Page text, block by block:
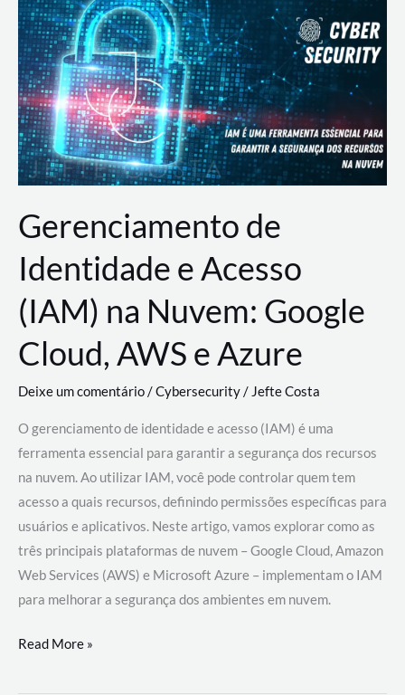
Segurança
e
Operações
Gerenciamento de
Identidade e Acesso
(IAM) na Nuvem: Google
Cloud, AWS e Azure
Deixe um comentário/Cybersecurity/ Jefte Costa
O gerenciamento de identidade e acesso (IAM) é uma
ferramenta essencial para garantir a segurança dos recursos
na nuvem. Ao utilizar IAM, você pode controlar quem tem
acesso a quais recursos, definindo permissões específicas para
usuários e aplicativos. Neste artigo, vamos explorar como as
três principais plataformas de nuvem – Google Cloud, Amazon
Web Services (AWS) e Microsoft Azure – implementam o IAM
para melhorar a segurança dos ambientes em nuvem.
Gerenciamento
Read More »